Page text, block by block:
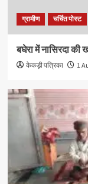
ग्रामीण चर्चित पोस्ट
बघेरा में नासिरदा की
केकड़ी पत्रिका 1